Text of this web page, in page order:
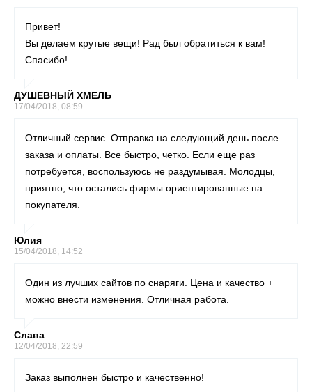
Привет!
Вы делаем крутые вещи! Рад был обратиться к вам!
Спасибо!
ДУШЕВНЫЙ ХМЕЛЬ
17/04/2018, 08:59
Отличный сервис. Отправка на следующий день после
заказа и оплаты. Все быстро, четко. Если еще раз
потребуется, воспользуюсь не раздумывая. Молодцы,
приятно, что остались фирмы ориентированные на
покупателя.
Юлия
15/04/2018, 14:52
Один из лучших сайтов по снаряги. Цена и качество +
можно внести изменения. Отличная работа.
Слава
12/04/2018, 22:59
Заказ выполнен быстро и качественно!